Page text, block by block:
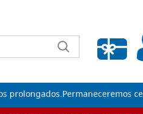
Lista de deseos vacía